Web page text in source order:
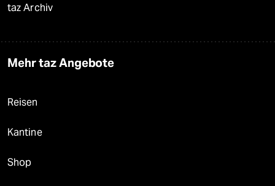
taz Archiv
Mehr taz Angebote
Reisen
Kantine
Shop